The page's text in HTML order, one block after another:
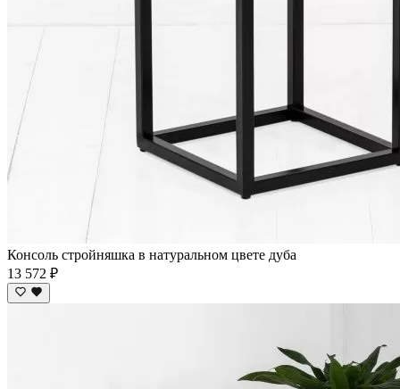
Консоль стройняшка в натуральном цвете дуба
13 572 ₽